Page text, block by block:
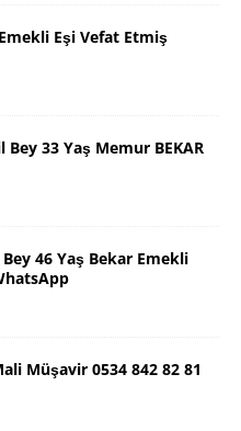
Eşi Vefat Etmiş
33 Yaş Memur BEKAR
46 Yaş Bekar Emekli
Müşavir 0534 842 82 81